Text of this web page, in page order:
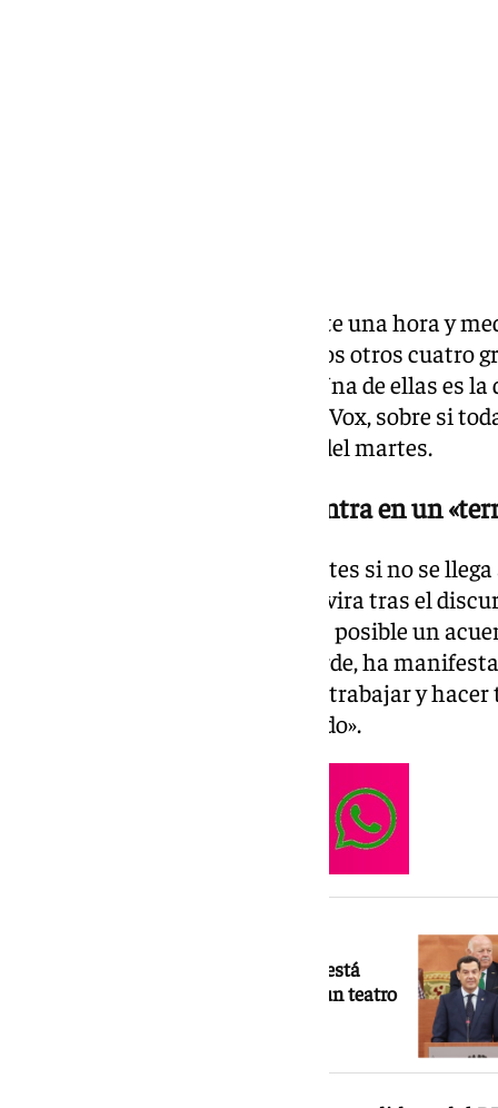
El discurso de aproximadamente una hora y
dejado un reguero de frases de los otros cuatro
parlamentario además del PP. Una de ellas es
manifestado Manuel Gavira, de Vox, sobre si
hablando de cara a la votación del martes.
Para Vox, Juanma Moreno entra en un
«Lo que va a pasar mañana martes si no se
votar que no», ha remarcado Gavira tras el
forma, preguntado por si aún es posible un
producirá esta martes por la tarde, ha
nosotros estamos dispuestos a trabajar y
Andalucía tenga un buen acuerdo».
Investidura de Andalucía: o el pacto está
helado con PP y Vox enrocados o es un teatro